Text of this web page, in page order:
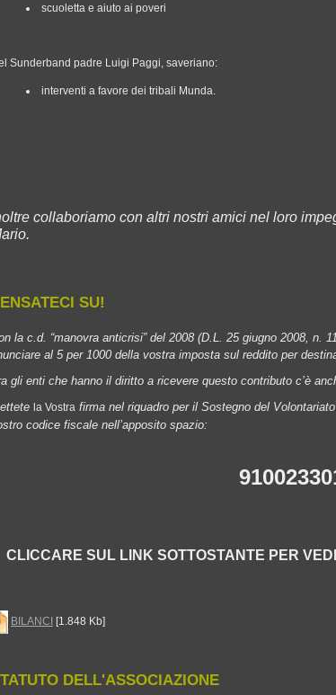
scuoletta e aiuto ai poveri
Sunderband padre Luigi Paggi, saveriano:
interventi a favore dei tribali Munda.
collaboriamo con altri nostri amici nel loro
SU!
la c.d. “manovra anticrisi” del 2008 (D.L. 25 giugno 2008, n.
al 5 per 1000 della vostra imposta sul reddito per
gli enti che hanno il diritto a ricevere questo contributo c’è
la Vostra firma nel riquadro per il Sostegno del
codice fiscale nell’apposito spazio:
CLICCARE SUL LINK SOTTOSTANTE PER
BILANCI [1.848 Kb]
DELL'ASSOCIAZIONE